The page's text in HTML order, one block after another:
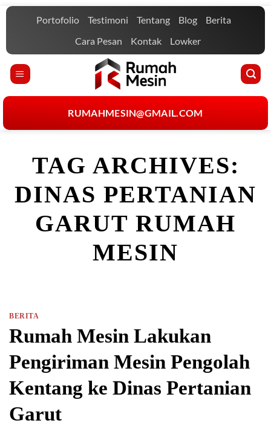
Skip
Portofolio Testimoni Tentang Blog
Berita
Cara Pesan
Kontak Lowker
RUMAHMESIN@GMAIL.COM
TAG ARCHIVES:
DINAS PERTANIAN
GARUT RUMAH
MESIN
BERITA
Rumah Mesin Lakukan
Pengiriman Mesin Pengolah
Kentang ke Dinas Pertanian
Garut